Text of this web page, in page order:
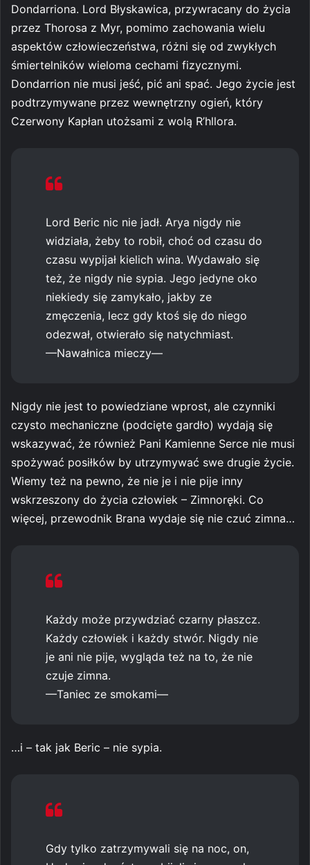
Dondarriona. Lord Błyskawica, przywracany do życia
przez Thorosa z Myr, pomimo zachowania wielu
aspektów człowieczeństwa, różni się od zwykłych
śmiertelników wieloma cechami fizycznymi.
Dondarrion nie musi jeść, pić ani spać. Jego życie jest
podtrzymywane przez wewnętrzny ogień, który
Czerwony Kapłan utożsami z wolą R’hllora.
Lord Beric nic nie jadł. Arya nigdy nie
widziała, żeby to robił, choć od czasu do
czasu wypijał kielich wina. Wydawało się
też, że nigdy nie sypia. Jego jedyne oko
niekiedy się zamykało, jakby ze
zmęczenia, lecz gdy ktoś się do niego
odezwał, otwierało się natychmiast.
—Nawałnica mieczy—
Nigdy nie jest to powiedziane wprost, ale czynniki
czysto mechaniczne (podcięte gardło) wydają się
wskazywać, że również Pani Kamienne Serce nie musi
spożywać posiłków by utrzymywać swe drugie życie.
Wiemy też na pewno, że nie je i nie pije inny
wskrzeszony do życia człowiek – Zimnoręki. Co
więcej, przewodnik Brana wydaje się nie czuć zimna…
Każdy może przywdziać czarny płaszcz.
Każdy człowiek i każdy stwór. Nigdy nie
je ani nie pije, wygląda też na to, że nie
czuje zimna.
—Taniec ze smokami—
…i – tak jak Beric – nie sypia.
Gdy tylko zatrzymywali się na noc, on,